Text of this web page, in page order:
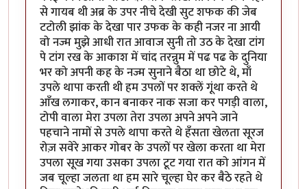
से गायब थी अब्र के उपर नीचे देखी सुट शफक की जेब
टटोली झांक के देखा पार उफक के कही नजर ना आयी
वो नज्म मुझे आधी रात आवाज सुनी तो उठ के देखा टांग
पे टांग रख के आकाश में चांद तरन्नुम में पढ पढ के दुनिया
भर को अपनी कह के नज्म सुनाने बैठा था छोटे थे, माँ
उपले थापा करती थी हम उपलों पर शक्लें गूंथा करते थे
आँख लगाकर, कान बनाकर नाक सजा कर पगड़ी वाला,
टोपी वाला मेरा उपला तेरा उपला अपने अपने जाने
पहचाने नामों से उपले थापा करते थे हँसता खेलता सूरज
रोज़ सवेरे आकर गोबर के उपलों पर खेला करता था मेरा
उपला सूख गया उसका उपला टूट गया रात को आंगन में
जब चूल्हा जलता था हम सारे चूल्हा घेर कर बैठे रहते थे